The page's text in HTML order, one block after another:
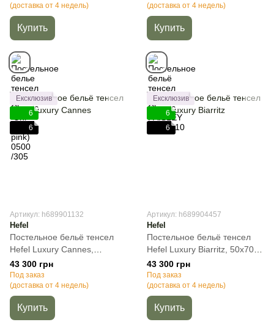
см, 160х260 см
(доставка от 4 недель)
Купить
140х220 см, 160х260 см
(доставка от 4 недель)
Купить
Ексклюзив
6
6
Артикул: h689901132
Hefel
Постельное бельё тенсел
Hefel Luxury Cannes,
50х70см (2шт), Полуторный,
140х200 см, 100х200 см (на
резинке)
43 300 грн
Под заказ
(доставка от 4 недель)
Купить
Ексклюзив
6
6
Артикул: h689904457
Hefel
Постельное бельё тенсел
Hefel Luxury Biarritz, 50х70см
(2шт), Полуторный, 140х200
см, 100х200 см (на резинке)
43 300 грн
Под заказ
(доставка от 4 недель)
Купить